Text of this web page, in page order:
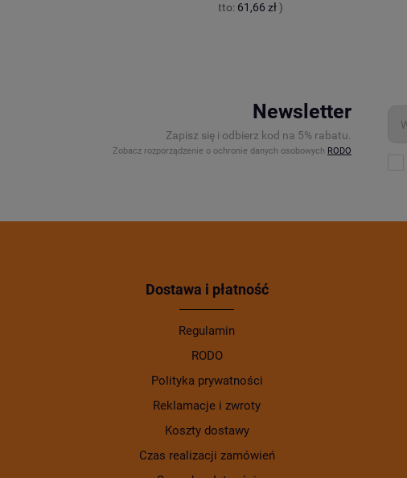
(netto: 61,66 zł)
Newsletter
Zapisz się i odbierz kod na 5% rabatu.
Zobacz rozporządzenie o ochronie danych osobowych RODO
Dostawa i płatność
Regulamin
RODO
Polityka prywatności
Reklamacje i zwroty
Koszty dostawy
Czas realizacji zamówień